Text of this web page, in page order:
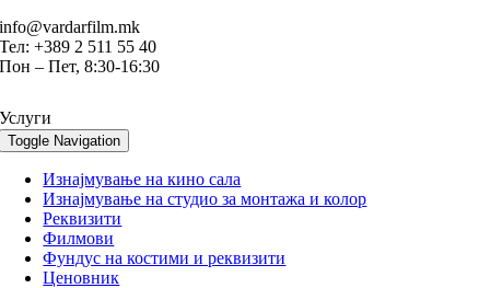
info@vardarfilm.mk
Тел: +389 2 511 55 40
Пон – Пет, 8:30-16:30
Услуги
Toggle Navigation
Изнајмување на кино сала
Изнајмување на студио за монтажа и колор
Реквизити
Филмови
Фундус на костими и реквизити
Ценовник